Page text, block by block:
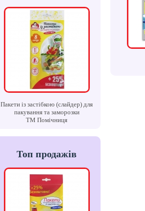
Пакети із застібкою (слайдер) для
пакування та заморозки
ТМ Помічниця
Топ продажів